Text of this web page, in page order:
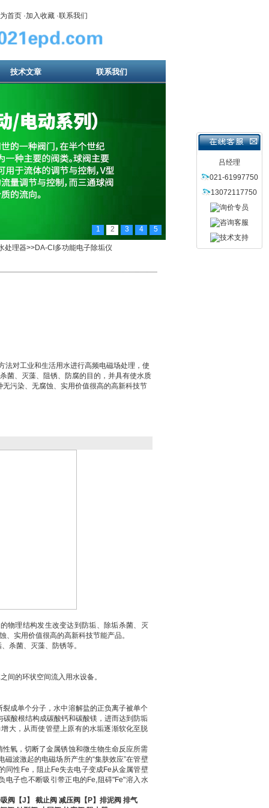
首页 ·加入收藏 ·联系我们
技术文章 联系我们
1 2 3 4 5
吕经理
021-61997750
13072117750
处理器>>DA-CI多功能电子除垢仪
法对工业和生活用水进行高频电磁场处理，使
菌、灭藻、阻锈、防腐的目的，并具有使水质
污染、无腐蚀、实用价值很高的高新科技节
物理结构发生改变达到防垢、除垢杀菌、灭
实用价值很高的高新科技节能产品。
杀菌、灭藻、防锈等。
间的环状空间流入用水设备。
成单个分子，水中溶解盐的正负离子被单个
酸根结构成碳酸钙和碳酸镁，进而达到防垢
大，从而使管壁上原有的水垢逐渐软化至脱
氧，切断了金属锈蚀和微生物生命反应所需
波激起的电磁场所产生的“集肤效应”在管壁
同性Fe，阻止Fe失去电子变成Fe从金属管壁
电子也不断吸引带正电的Fe,阻碍"Fe"溶入水
阀【J】 截止阀 减压阀【P】排泥阀 排气